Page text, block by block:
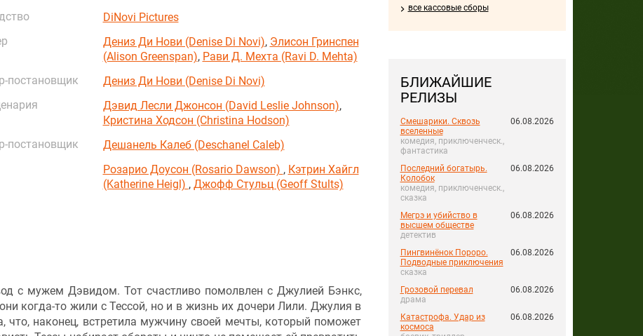
все кассовые сборы
БЛИЖАЙШИЕ
РЕЛИЗЫ
Смешарики. Сквозь
вселенные
комедия, приключенческ.,
фантастика
06.08.2026
Последний богатырь.
Колобок
комедия, приключенческ.,
сказка
06.08.2026
Мегрэ и убийство в
высшем обществе
детектив
06.08.2026
Пингвинёнок Пороро.
Подводные приключения
сказка
06.08.2026
Грозовой перевал
драма
06.08.2026
Катастрофа. Удар из
космоса
06.08.2026
DiNovi Pictures
Дениз Ди Нови (Denise Di Novi), Элисон Гринспен
(Alison Greenspan), Рави Д. Мехта (Ravi D. Mehta)
постановщик
Дениз Ди Нови (Denise Di Novi)
Дэвид Лесли Джонсон (David Leslie Johnson),
Кристина Ходсон (Christina Hodson)
постановщик
Дешанель Калеб (Deschanel Caleb)
Розарио Доусон (Rosario Dawson) , Кэтрин Хайгл
(Katherine Heigl) , Джофф Стульц (Geoff Stults)
с мужем Дэвидом. Тот счастливо помолвлен с Джулией Бэнкс,
когда-то жили с Тессой, но и в жизнь их дочери Лили. Джулия в
что, наконец, встретила мужчину своей мечты, который поможет